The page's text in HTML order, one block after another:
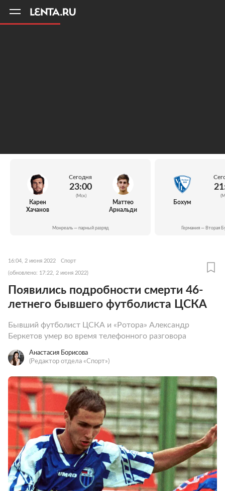
Карен
Хачанов
Сегодня
23:00
(Мск)
Маттео
Арнальди
Монреаль — парный разряд
Бохум
Германия — Вторая
16:04, 2 июня 2022 Спорт
(обновлено: 17:22, 2 июня 2022)
Появились подробности смерти 46-
летнего бывшего футболиста ЦСКА
Бывший футболист ЦСКА и «Ротора» Александр
Беркетов умер во время телефонного разговора
Анастасия Борисова
(Редактор отдела «Спорт»)